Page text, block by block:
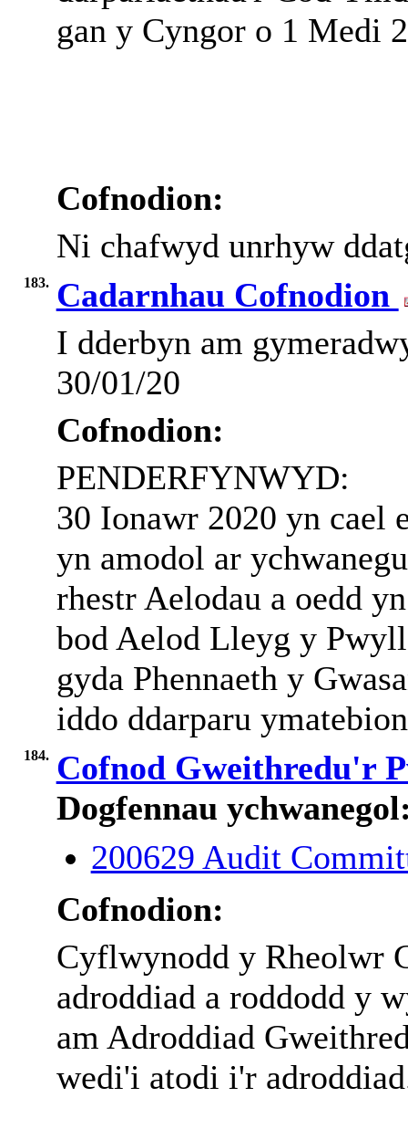
gan y Cyngor o 1 Medi
Cofnodion:
Ni chafwyd unrhyw
183. Cadarnhau Cofnodion
I dderbyn am
30/01/20
Cofnodion:
PENDERFYNWYD:
30 Ionawr 2020 yn cael
yn amodol ar
rhestr Aelodau a oedd
bod Aelod Lleyg y
gyda Phennaeth y
iddo ddarparu
184. Cofnod Gweithredu'r
Dogfennau
200629 Audit
Cofnodion:
Cyflwynodd y Rheolwr
adroddiad a roddodd y
am Adroddiad
wedi'i atodi i'r